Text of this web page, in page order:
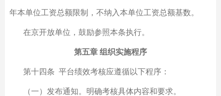
年本单位工资总额限制，不纳入本单位工资总额基数。
在京开放单位，鼓励参照本条执行。
第五章 组织实施程序
第十四条 平台绩效考核应遵循以下程序：
（一）发布通知。明确考核具体内容和要求。